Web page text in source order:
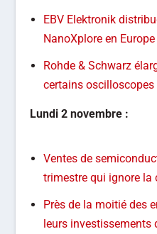
EBV Elektronik
NanoXplore en Europe
Rohde & Schwarz
certains
Lundi 2 novembre :
Ventes de
trimestre qui ignore la
Près de la moitié des
leurs investissements